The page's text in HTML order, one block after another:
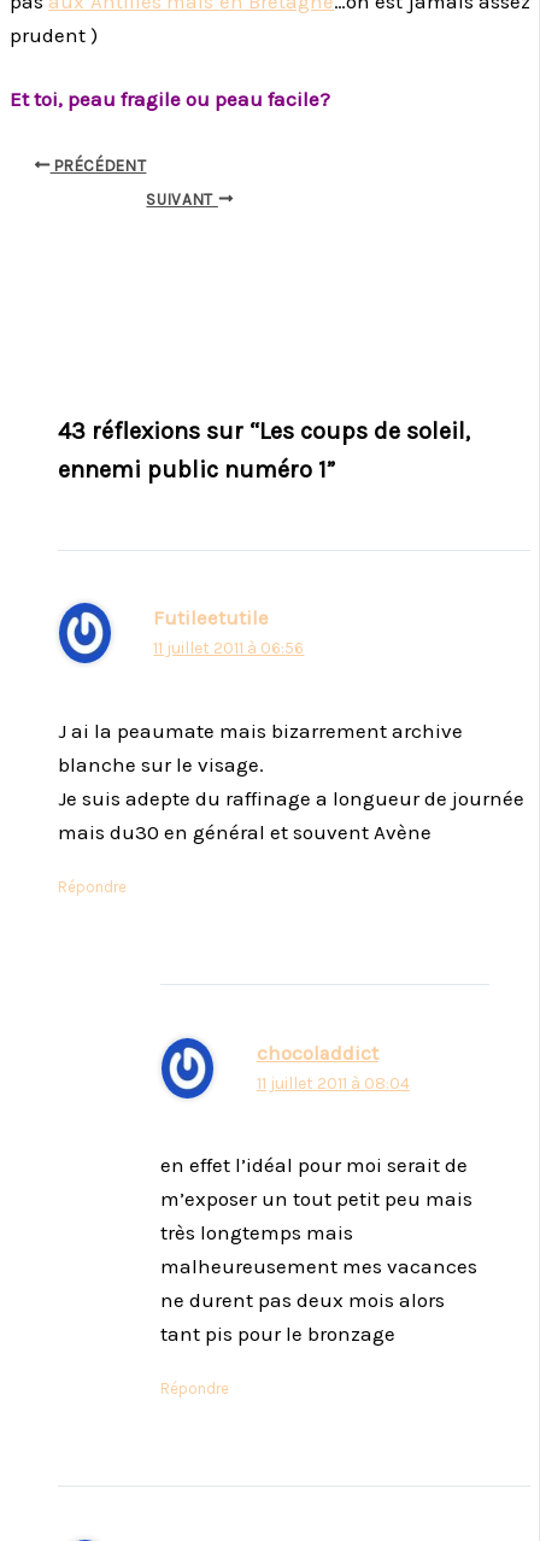
prudent )
Et toi, peau fragile ou peau facile?
PRÉCÉDENT
SUIVANT
43 réflexions sur “Les coups de soleil,
ennemi public numéro 1”
Futileetutile
11 juillet 2011 à 06:56
J ai la peaumate mais bizarrement archive
blanche sur le visage.
Je suis adepte du raffinage a longueur de journée
mais du30 en général et souvent Avène
Répondre
chocoladdict
11 juillet 2011 à 08:04
en effet l’idéal pour moi serait de
m’exposer un tout petit peu mais
très longtemps mais
malheureusement mes vacances
ne durent pas deux mois alors
tant pis pour le bronzage
Répondre